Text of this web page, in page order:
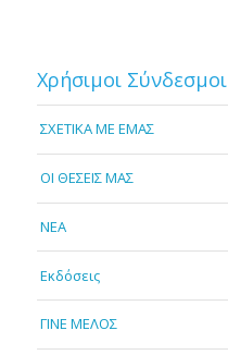
Χρήσιμοι Σύνδεσμοι
ΣΧΕΤΙΚΑ ΜΕ ΕΜΑΣ
OI ΘΕΣΕΙΣ ΜΑΣ
NEA
Εκδόσεις
ΓΙΝΕ ΜΕΛΟΣ